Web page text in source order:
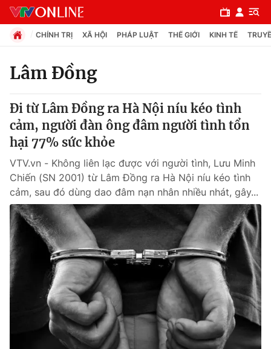
Chuyên mục
Chính trị
Pháp luật
Y tế
Thế giới
Tin tức
Thế giới đó đây
Câu chuyện quốc tế
Kinh tế
Tài chính
Dữ liệu và đời sống
CHÍNH TRỊ XÃ HỘI PHÁP LUẬT THẾ GIỚI KINH TẾ
Lâm Đồng
Đi từ Lâm Đồng ra Hà Nội níu kéo tình
cảm, người đàn ông đâm người tình tổn
hại 77% sức khỏe
VTV.vn - Không liên lạc được với người tình, Lưu Minh
Chiến (SN 2001) từ Lâm Đồng ra Hà Nội níu kéo tình
cảm, sau đó dùng dao đâm nạn nhân nhiều nhát, gây...